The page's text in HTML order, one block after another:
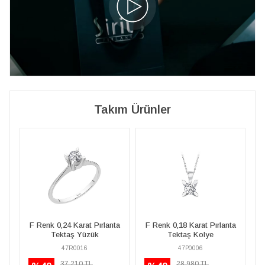
Takım Ürünler
Karat Pırlanta
F Renk 0,18 Karat Pırlanta
G Renk 1 Karat
Tektaş Yüzük -